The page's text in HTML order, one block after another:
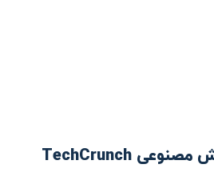
سوالات متداول هوش مصنوعی TechCrunch